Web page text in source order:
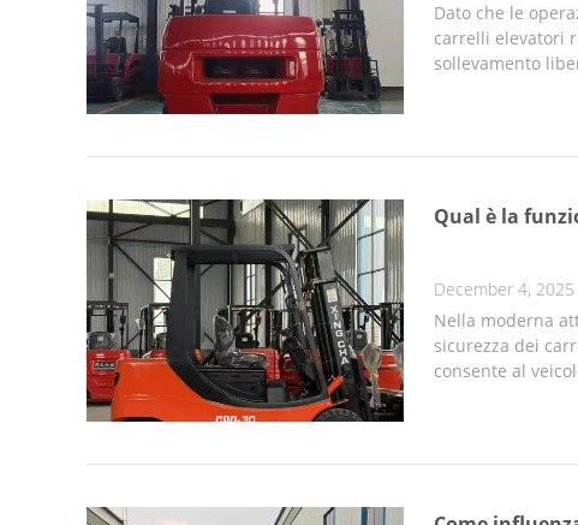
Dato che le
carrelli elevatori
sollevamento
Qual è la
December 4, 2025
Nella moderna
sicurezza dei
consente al